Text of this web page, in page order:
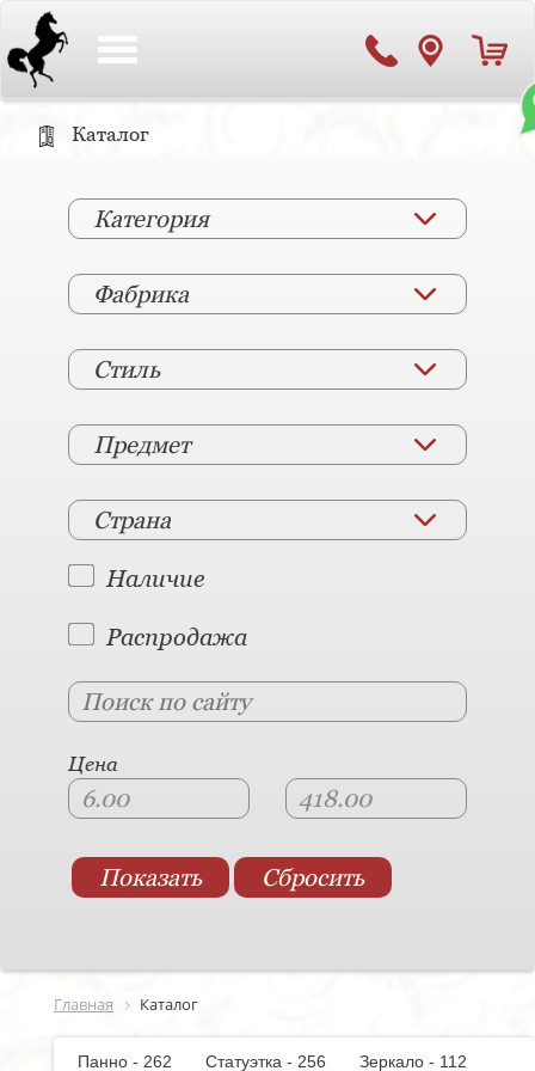
Каталог
Категория
Фабрика
Стиль
Предмет
Страна
Наличие
Распродажа
Цена
Главная Каталог
Панно - 262 Статуэтка - 256
Зеркало - 112